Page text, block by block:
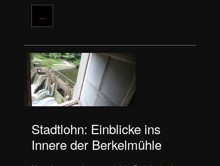
...
Stadtlohn: Einblicke ins
Innere der Berkelmühle